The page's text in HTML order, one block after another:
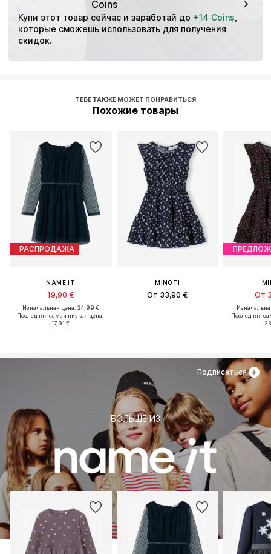
Coins
Купи этот товар сейчас и заработай до +14 Coins
которые сможешь использовать для получения
скидок.
ТЕБЕ ТАКЖЕ МОЖЕТ ПОНРАВИТЬСЯ
Похожие товары
РАСПРОДАЖА
NAME IT
19,90 €
Изначальная цена: 24,99 €
Последняя самая низкая цена:
17,91 €
MINOTI
От 33,90 € От
Последняя
БОЛЬШЕ ИЗ
Подписаться